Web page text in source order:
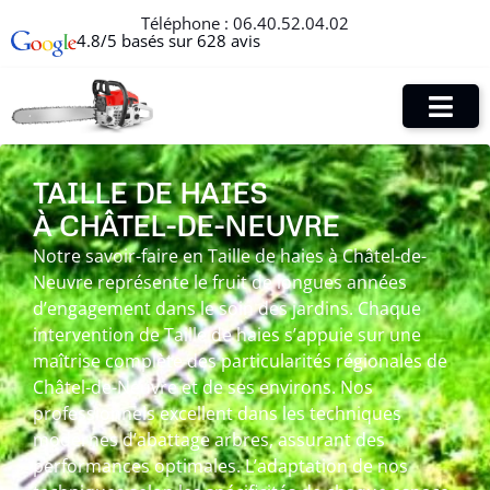
Téléphone : 06.40.52.04.02
4.8/5 basés sur 628 avis
TAILLE DE HAIES
À CHÂTEL-DE-NEUVRE
Notre savoir-faire en Taille de haies à Châtel-de-
Neuvre représente le fruit de longues années
d’engagement dans le soin des jardins. Chaque
intervention de Taille de haies s’appuie sur une
maîtrise complète des particularités régionales de
Châtel-de-Neuvre et de ses environs. Nos
professionnels excellent dans les techniques
modernes d’abattage arbres, assurant des
performances optimales. L’adaptation de nos